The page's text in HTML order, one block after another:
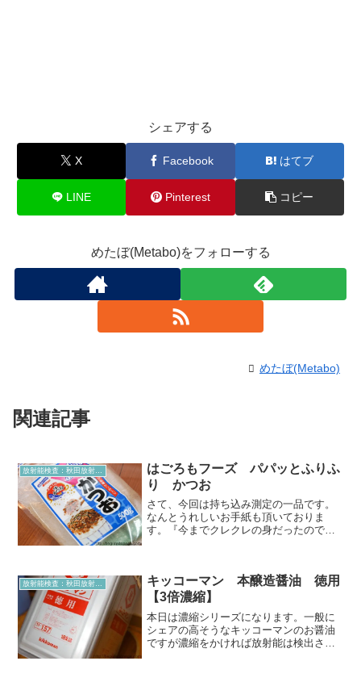
シェアする
X Facebook はてブ
LINE Pinterest コピー
めたぼ(Metabo)をフォローする
めたぼ(Metabo)
関連記事
はごろもフーズ パパッとふりふ
り かつお
さて、今回は持ち込み測定の一品です。
なんとうれしいお手紙も頂いておりま
す。『今までクレクレの身だったのです
って、べた褒めやないかーい...
キッコーマン 本醸造醤油 徳用
【3倍濃縮】
本日は濃縮シリーズになります。一般に
シェアの高そうなキッコーマンのお醤油
ですが濃縮をかければ放射能は検出され